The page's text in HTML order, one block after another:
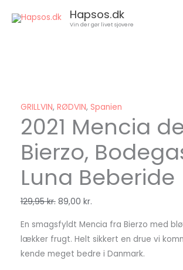
Hapsos.dk
Vin der gør livet sjovere
GRILLVIN, RØDVIN, Spanien
2021 Mencia
Bierzo,
Luna Beberide
129,95kr.
129,95 kr..
89,00 kr.
89,00 kr..
En smagsfyldt Mencia fra Bierzo med
lækker frugt. Helt sikkert en drue vi
kende meget bedre i Danmark.
Bodegas
Luna
Beberide
antal
149,00 kr..
1.499,00 kr..750,00 kr..
99,95 kr..